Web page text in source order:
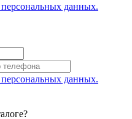
персональных данных.
персональных данных.